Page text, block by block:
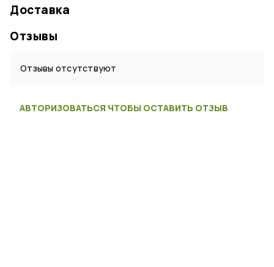
Доставка
Отзывы
Отзывы отсутствуют
АВТОРИЗОВАТЬСЯ ЧТОБЫ ОСТАВИТЬ ОТЗЫВ